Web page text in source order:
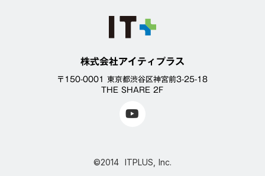
株式会社アイティプラス
〒150-0001 東京都渋谷区神宮前3-25-18
THE SHARE 2F
©2014 ITPLUS, Inc.